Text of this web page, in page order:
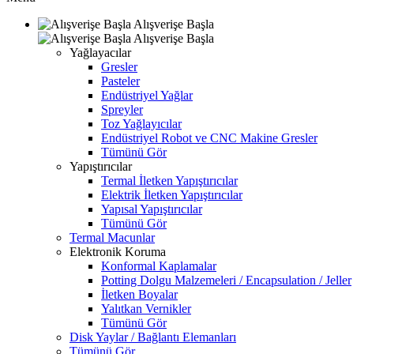
Alışverişe Başla
Alışverişe Başla
Yağlayacılar
Gresler
Pasteler
Endüstriyel Yağlar
Spreyler
Toz Yağlayıcılar
Endüstriyel Robot ve CNC Makine Gresler
Tümünü Gör
Yapıştırıcılar
Termal İletken Yapıştırıcılar
Elektrik İletken Yapıştırıcılar
Yapısal Yapıştırıcılar
Tümünü Gör
Termal Macunlar
Elektronik Koruma
Konformal Kaplamalar
Potting Dolgu Malzemeleri / Encapsulation / Jeller
İletken Boyalar
Yalıtkan Vernikler
Tümünü Gör
Disk Yaylar / Bağlantı Elemanları
Tümünü Gör